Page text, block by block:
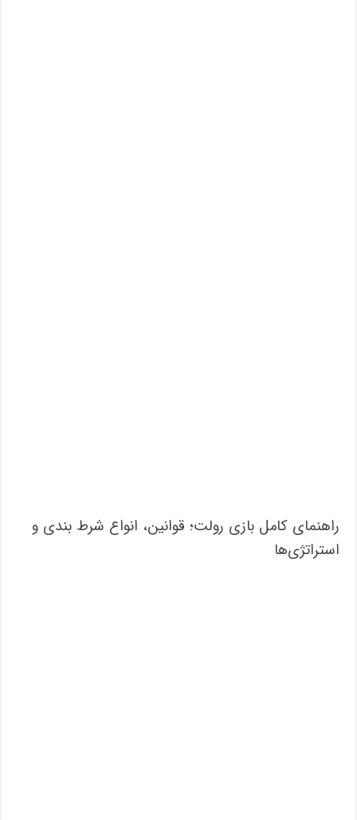
راهنمای کامل بازی رولت؛ قوانین، انواع شرط بندی و
استراتژی‌ها